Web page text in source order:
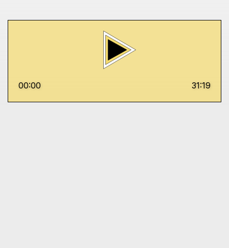
00:00 31:19